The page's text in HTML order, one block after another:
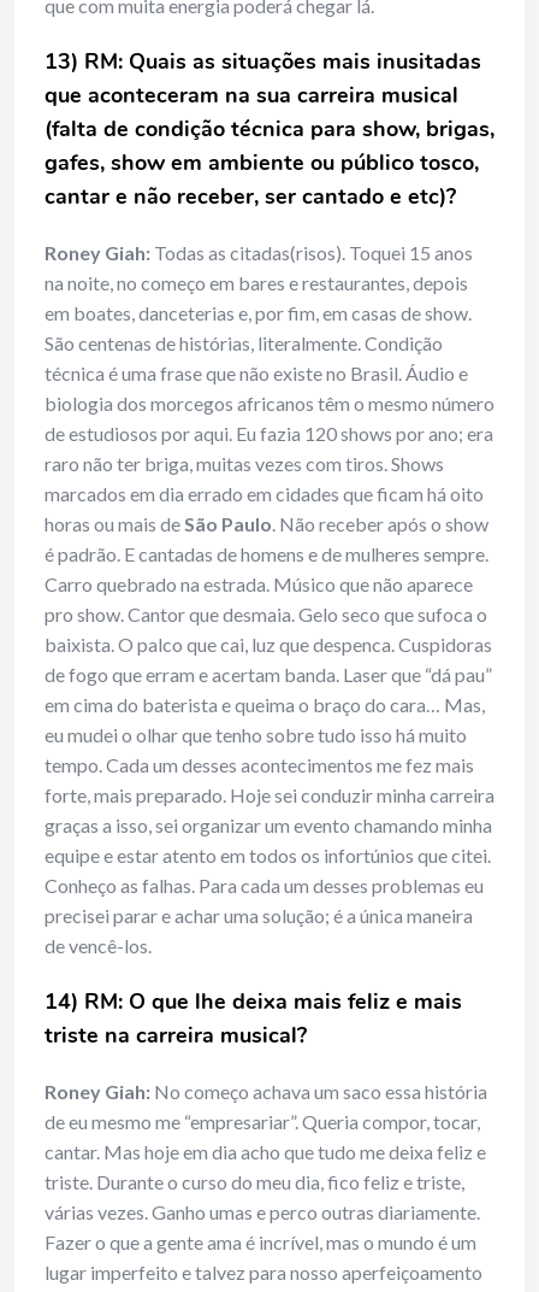
que com muita energia poderá chegar lá.
13) RM: Quais as situações mais inusitadas
que aconteceram na sua carreira musical
(falta de condição técnica para show, brigas,
gafes, show em ambiente ou público tosco,
cantar e não receber, ser cantado e etc)?
Roney Giah: Todas as citadas(risos). Toquei 15 anos
na noite, no começo em bares e restaurantes, depois
em boates, danceterias e, por fim, em casas de show.
São centenas de histórias, literalmente. Condição
técnica é uma frase que não existe no Brasil. Áudio e
biologia dos morcegos africanos têm o mesmo número
de estudiosos por aqui. Eu fazia 120 shows por ano; era
raro não ter briga, muitas vezes com tiros. Shows
marcados em dia errado em cidades que ficam há oito
horas ou mais deSão Paulo. Não receber após o show
é padrão. E cantadas de homens e de mulheres sempre.
Carro quebrado na estrada. Músico que não aparece
pro show. Cantor que desmaia. Gelo seco que sufoca o
baixista. O palco que cai, luz que despenca. Cuspidoras
de fogo que erram e acertam banda. Laser que “dá pau”
em cima do baterista e queima o braço do cara… Mas,
eu mudei o olhar que tenho sobre tudo isso há muito
tempo. Cada um desses acontecimentos me fez mais
forte, mais preparado. Hoje sei conduzir minha carreira
graças a isso, sei organizar um evento chamando minha
equipe e estar atento em todos os infortúnios que citei.
Conheço as falhas. Para cada um desses problemas eu
precisei parar e achar uma solução; é a única maneira
de vencê-los.
14) RM: O que lhe deixa mais feliz e mais
triste na carreira musical?
Roney Giah: No começo achava um saco essa história
de eu mesmo me “empresariar”. Queria compor, tocar,
cantar. Mas hoje em dia acho que tudo me deixa feliz e
triste. Durante o curso do meu dia, fico feliz e triste,
várias vezes. Ganho umas e perco outras diariamente.
Fazer o que a gente ama é incrível, mas o mundo é um
lugar imperfeito e talvez para nosso aperfeiçoamento